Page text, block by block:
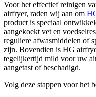
Voor het effectief reinigen
airfryer, raden wij aan om
product is speciaal
aangekoekt vet en
reguliere afwasmiddelen of
zijn. Bovendien is HG
tegelijkertijd mild voor uw
aangetast of beschadigd.
Volg deze stappen voor het